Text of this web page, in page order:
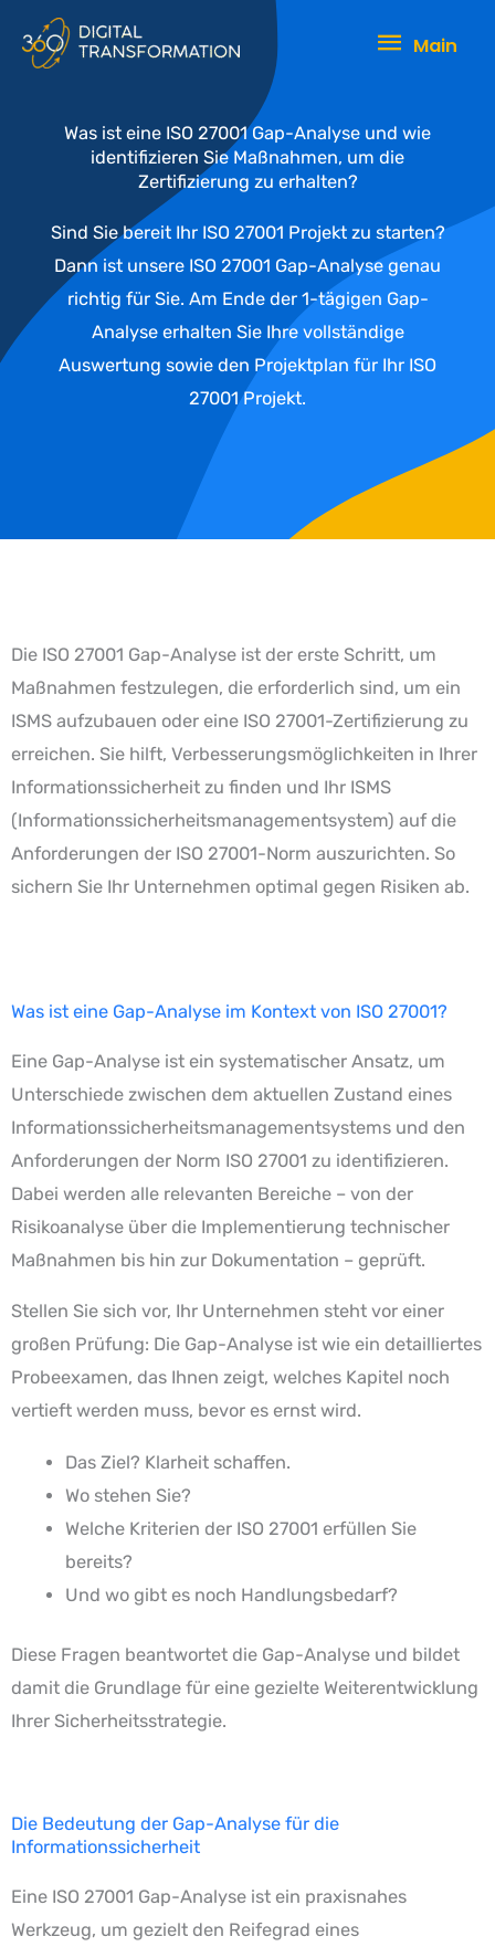
Inhalt
Main
Main
Was ist eine ISO 27001 Gap-Analyse und wie
identifizieren Sie Maßnahmen, um die
Zertifizierung zu erhalten?
Sind Sie bereit Ihr ISO 27001 Projekt zu starten?
Dann ist unsere ISO 27001 Gap-Analyse genau
richtig für Sie. Am Ende der 1-tägigen Gap-
Analyse erhalten Sie Ihre vollständige
Auswertung sowie den Projektplan für Ihr ISO
27001 Projekt.
Die ISO 27001 Gap-Analyse ist der erste Schritt, um
Maßnahmen festzulegen, die erforderlich sind, um ein
ISMS aufzubauen oder eine ISO 27001-Zertifizierung zu
erreichen. Sie hilft, Verbesserungsmöglichkeiten in Ihrer
Informationssicherheit zu finden und Ihr ISMS
(Informationssicherheitsmanagementsystem) auf die
Anforderungen der ISO 27001-Norm auszurichten. So
sichern Sie Ihr Unternehmen optimal gegen Risiken ab.
Was ist eine Gap-Analyse im Kontext von ISO 27001?
Eine Gap-Analyse ist ein systematischer Ansatz, um
Unterschiede zwischen dem aktuellen Zustand eines
Informationssicherheitsmanagementsystems und den
Anforderungen der Norm ISO 27001 zu identifizieren.
Dabei werden alle relevanten Bereiche – von der
Risikoanalyse über die Implementierung technischer
Maßnahmen bis hin zur Dokumentation – geprüft.
Stellen Sie sich vor, Ihr Unternehmen steht vor einer
großen Prüfung: Die Gap-Analyse ist wie ein detailliertes
Probeexamen, das Ihnen zeigt, welches Kapitel noch
vertieft werden muss, bevor es ernst wird.
Das Ziel? Klarheit schaffen.
Wo stehen Sie?
Welche Kriterien der ISO 27001 erfüllen Sie
bereits?
Und wo gibt es noch Handlungsbedarf?
Diese Fragen beantwortet die Gap-Analyse und bildet
damit die Grundlage für eine gezielte Weiterentwicklung
Ihrer Sicherheitsstrategie.
Die Bedeutung der Gap-Analyse für die
Informationssicherheit
Eine ISO 27001 Gap-Analyse ist ein praxisnahes
Werkzeug, um gezielt den Reifegrad eines